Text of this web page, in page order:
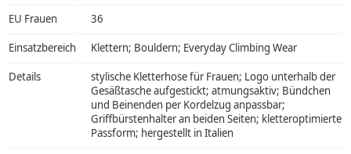
EU Frauen 36
Einsatzbereich Klettern; Bouldern; Everyday Climbing Wear
Details
stylische Kletterhose für Frauen; Logo unterhalb der
Gesäßtasche aufgestickt; atmungsaktiv; Bündchen
und Beinenden per Kordelzug anpassbar;
Griffbürstenhalter an beiden Seiten; kletteroptimierte
Passform; hergestellt in Italien